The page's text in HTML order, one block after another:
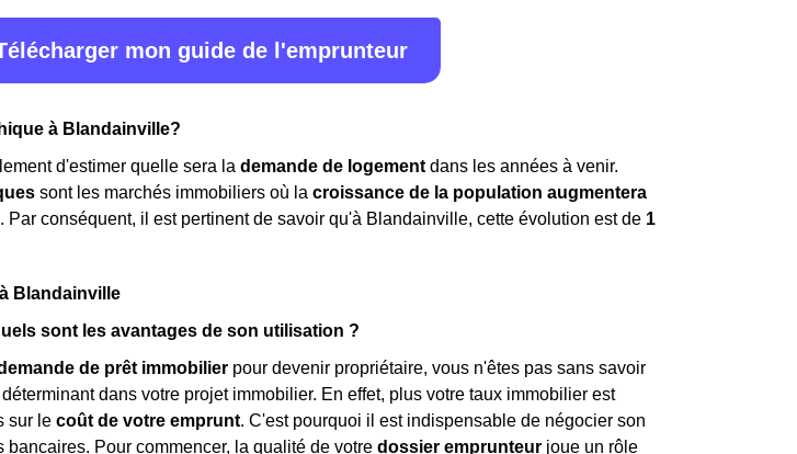
mon guide de l'emprunteur
à Blandainville?
d'estimer quelle sera la demande de logement dans les années à venir.
sont les marchés immobiliers où la croissance de la population augmentera
. Par conséquent, il est pertinent de savoir qu'à Blandainville, cette évolution est de 1
Blandainville
sont les avantages de son utilisation ?
de prêt immobilier pour devenir propriétaire, vous n'êtes pas sans savoir
dans votre projet immobilier. En effet, plus votre taux immobilier est
sur le coût de votre emprunt. C'est pourquoi il est indispensable de négocier son
Pour commencer, la qualité de votre dossier emprunteur joue un rôle